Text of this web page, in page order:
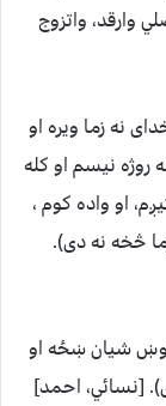
وارقد، واتزوج
نه زما ویره او
روژه نیسم او کله
او واده کوم ،
څخه نه دی).
شیان ښځه او
[نسائي، احمد]